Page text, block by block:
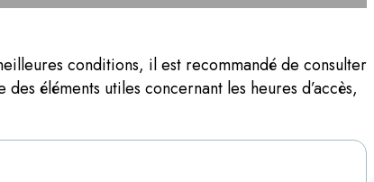
conditions, il est recommandé de consulter
éléments utiles concernant les heures d’accès,